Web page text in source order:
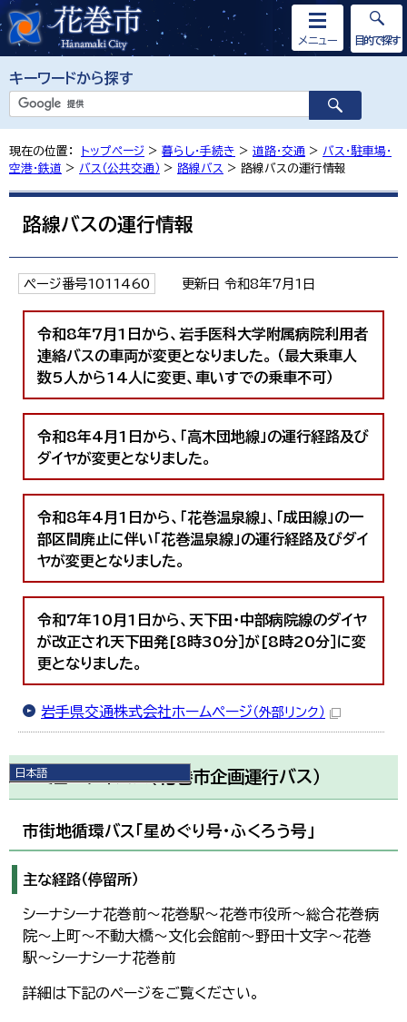
キーワードから探す
メニュー
日本語
한국어
简体中文
目的で探す
現在の位置： トップページ > 暮らし・手続き > 道路・交通 > バス・駐車場・
空港・鉄道 > バス（公共交通） > 路線バス > 路線バスの運行情報
路線バスの運行情報
ページ番号1011460 更新日 令和8年7月1日
令和8年7月1日から、岩手医科大学附属病院利用者
連絡バスの車両が変更となりました。 （最大乗車人
数5人から14人に変更、車いすでの乗車不可）
令和8年4月1日から、「高木団地線」の運行経路及び
ダイヤが変更となりました。
令和8年4月1日から、「花巻温泉線」、「成田線」の一
部区間廃止に伴い「花巻温泉線」の運行経路及びダイ
ヤが変更となりました。
令和7年10月1日から、天下田・中部病院線のダイヤ
が改正され天下田発[8時30分］が[8時20分］に変
更となりました。
岩手県交通株式会社ホームページ （外部リンク）
コミュニティバス（花巻市企画運行バス）
市街地循環バス「星めぐり号・ふくろう号」
主な経路（停留所）
シーナシーナ花巻前～花巻駅～花巻市役所～総合花巻病
院～上町～不動大橋～文化会館前～野田十文字～花巻
駅～シーナシーナ花巻前
詳細は下記のページをご覧ください。